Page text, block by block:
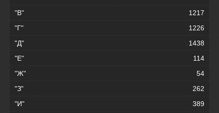
"В"
1217
"Г"
1226
"Д"
1438
"Е"
114
"Ж"
54
"З"
262
"И"
389